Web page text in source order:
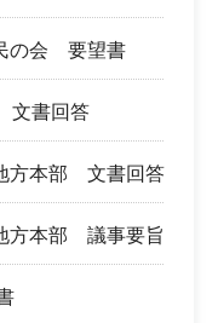
の会 要望書
文書回答
方本部 文書回答
方本部 議事要旨